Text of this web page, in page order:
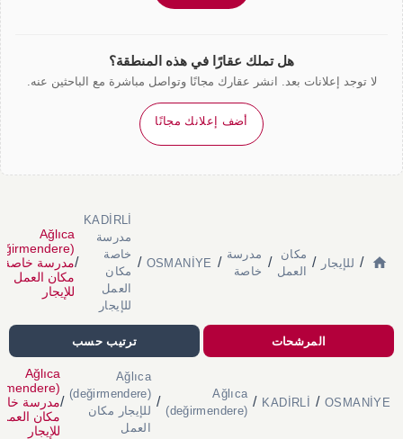
هل تملك عقارًا في هذه المنطقة؟
لا توجد إعلانات بعد. انشر عقارك مجانًا وتواصل مباشرة مع الباحثين عنه.
أضف إعلانك مجانًا
/ للإيجار /
مكان
العمل
/
مدرسة
خاصة
/
OSMANİYE
/
KADİRLİ
مدرسة
خاصة
مكان
العمل
للإيجار
/
Ağlıca
مدرسة خاصة
مكان العمل
للإيجار
المرشحات ترتيب حسب
OSMANİYE
/
KADİRLİ
/
Ağlıca
(değirmendere)
/
Ağlıca
(değirmendere)
للإيجار مكان
العمل
/
Ağlıca
مدرسة
مكان العمل
للإيجار